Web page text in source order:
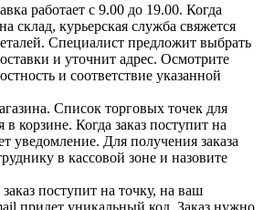
работает с 9.00 до 19.00. Когда
склад, курьерская служба свяжется
Специалист предложит выбрать
и уточнит адрес. Осмотрите
и соответствие указанной
Список торговых точек для
в корзине. Когда заказ поступит на
уведомление. Для получения заказа
в кассовой зоне и назовите
поступит на точку, на ваш
придет уникальный код. Заказ нужно